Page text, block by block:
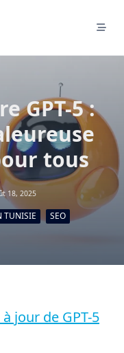
GPT-5 :
tous
18, 2025
TUNISIE SEO
jour de GPT-5